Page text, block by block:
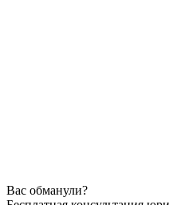
Вас обманули?